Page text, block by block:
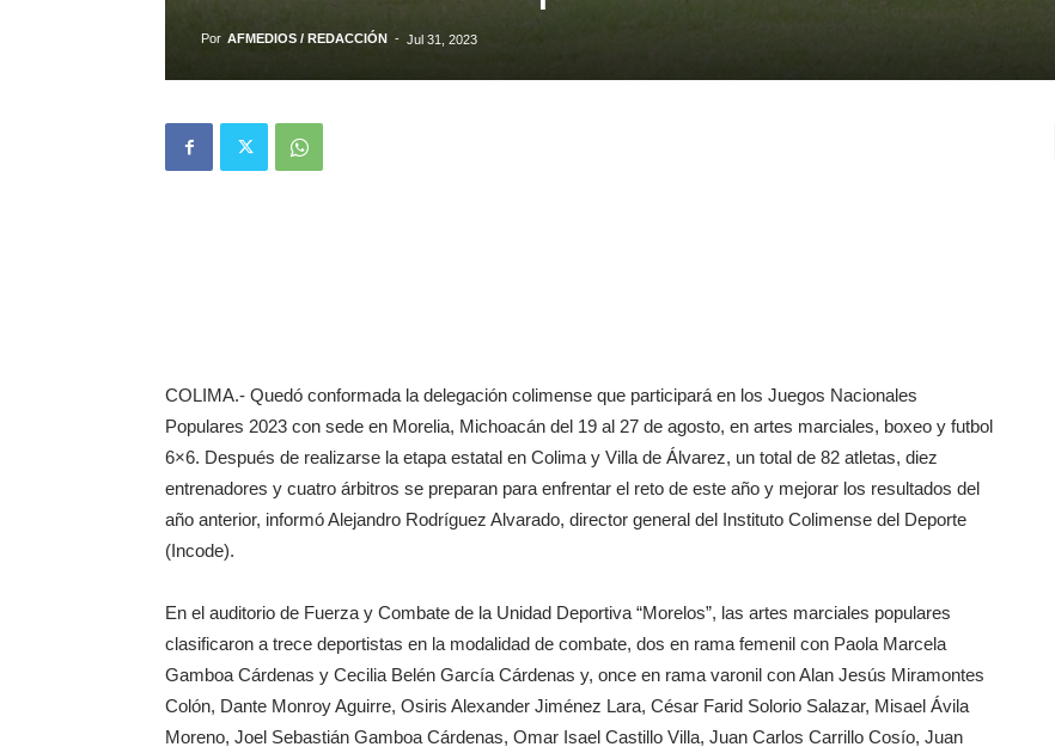
Por AFMEDIOS / REDACCIÓN - Jul 31, 2023
COLIMA.- Quedó conformada la delegación colimense que participará en los Juegos Nacionales
Populares 2023 con sede en Morelia, Michoacán del 19 al 27 de agosto, en artes marciales, boxeo y futbol
6×6. Después de realizarse la etapa estatal en Colima y Villa de Álvarez, un total de 82 atletas, diez
entrenadores y cuatro árbitros se preparan para enfrentar el reto de este año y mejorar los resultados del
año anterior, informó Alejandro Rodríguez Alvarado, director general del Instituto Colimense del Deporte
(Incode).
En el auditorio de Fuerza y Combate de la Unidad Deportiva “Morelos”, las artes marciales populares
clasificaron a trece deportistas en la modalidad de combate, dos en rama femenil con Paola Marcela
Gamboa Cárdenas y Cecilia Belén García Cárdenas y, once en rama varonil con Alan Jesús Miramontes
Colón, Dante Monroy Aguirre, Osiris Alexander Jiménez Lara, César Farid Solorio Salazar, Misael Ávila
Moreno, Joel Sebastián Gamboa Cárdenas, Omar Isael Castillo Villa, Juan Carlos Carrillo Cosío, Juan